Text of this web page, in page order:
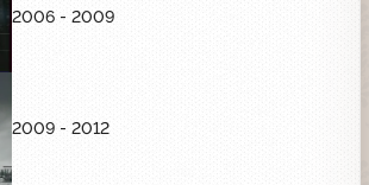
2006 - 2009
2009 - 2012